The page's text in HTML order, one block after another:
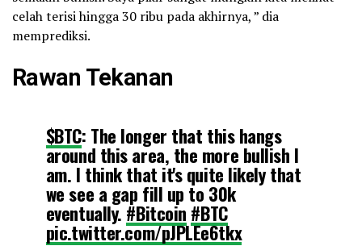
celah terisi hingga 30 ribu pada akhirnya, ” dia
memprediksi.
Rawan Tekanan
$BTC: The longer that this hangs
around this area, the more bullish I
am. I think that it's quite likely that
we see a gap fill up to 30k
eventually. #Bitcoin #BTC
pic.twitter.com/pJPLEe6tkx